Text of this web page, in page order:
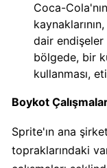
Danone
Boykot
Danone
Kimin
Sahibi
Kim?
Dominos
Coca-
dair endişeler
bölgede, bir
kullanması,
Boykot
Sprite'ın ana
topraklarındaki